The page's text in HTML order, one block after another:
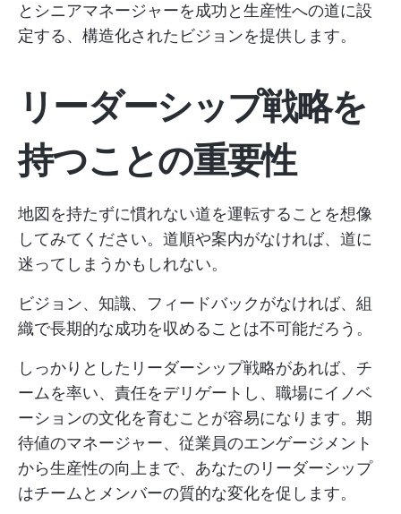
とシニアマネージャーを成功と生産性への道に設
定する、構造化されたビジョンを提供します。
リーダーシップ戦略を
持つことの重要性
地図を持たずに慣れない道を運転することを想像
してみてください。道順や案内がなければ、道に
迷ってしまうかもしれない。
ビジョン、知識、フィードバックがなければ、組
織で長期的な成功を収めることは不可能だろう。
しっかりとしたリーダーシップ戦略があれば、チ
ームを率い、責任をデリゲートし、職場にイノベ
ーションの文化を育むことが容易になります。期
待値のマネージャー、従業員のエンゲージメント
から生産性の向上まで、あなたのリーダーシップ
はチームとメンバーの質的な変化を促します。